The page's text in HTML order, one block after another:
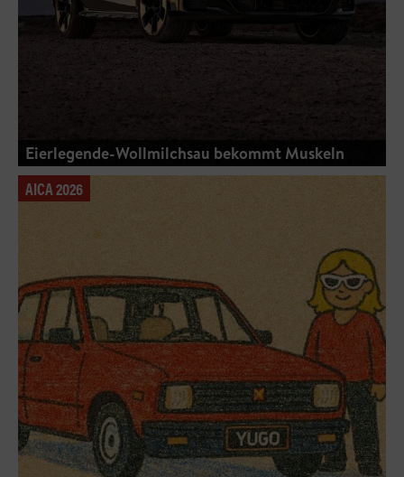
Eierlegende-Wollmilchsau bekommt Muskeln
AICA 2026